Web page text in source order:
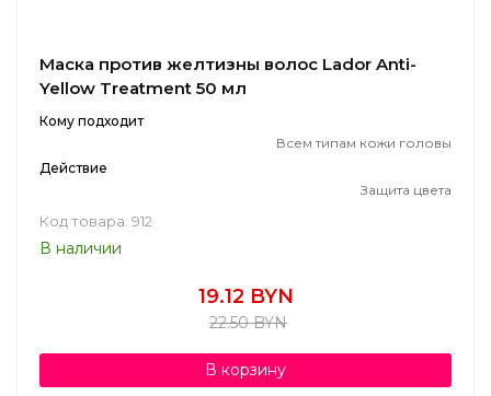
Маска против желтизны волос Lador Anti-
Yellow Treatment 50 мл
Кому подходит
Всем типам кожи головы
Действие
Защита цвета
Код товара: 912
В наличии
19.12 BYN
22.50 BYN
В корзину